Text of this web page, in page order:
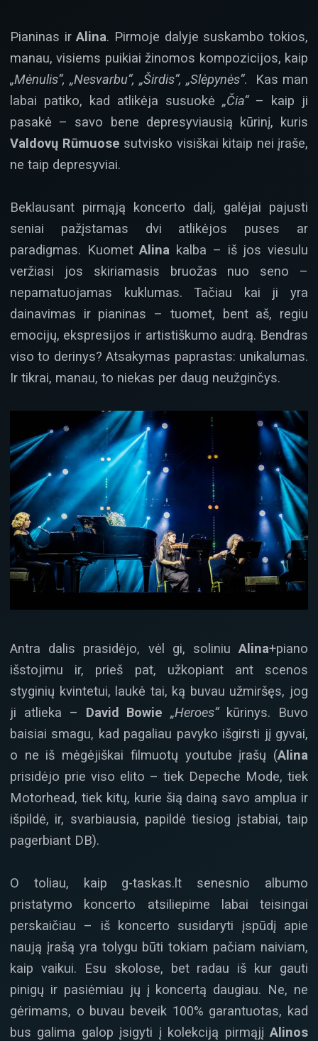
Pianinas irAlina. Pirmoje dalyje suskambo tokios,
manau, visiems puikiai žinomos kompozicijos, kaip
„Mėnulis“, „Nesvarbu“, „Širdis“, „Slėpynės“. Kas man
labai patiko, kad atlikėja susuokė „Čia“– kaip ji
pasakė – savo bene depresyviausią kūrinį, kuris
Valdovų Rūmuose sutvisko visiškai kitaip nei įraše,
ne taip depresyviai.
Beklausant pirmąją koncerto dalį, galėjai pajusti
seniai pažįstamas dvi atlikėjos puses ar
paradigmas. KuometAlina kalba – iš jos viesulu
veržiasi jos skiriamasis bruožas nuo seno –
nepamatuojamas kuklumas. Tačiau kai ji yra
dainavimas ir pianinas – tuomet, bent aš, regiu
emocijų, ekspresijos ir artistiškumo audrą. Bendras
viso to derinys? Atsakymas paprastas: unikalumas.
Ir tikrai, manau, to niekas per daug neužginčys.
Antra dalis prasidėjo, vėl gi, soliniu Alina+piano
išstojimu ir, prieš pat, užkopiant ant scenos
styginių kvintetui, laukė tai, ką buvau užmiršęs, jog
ji atlieka – David Bowie „Heroes“kūrinys. Buvo
baisiai smagu, kad pagaliau pavyko išgirsti jį gyvai,
o ne iš mėgėjiškai filmuotų youtube įrašų (Alina
prisidėjo prie viso elito – tiek Depeche Mode, tiek
Motorhead, tiek kitų, kurie šią dainą savo amplua ir
išpildė, ir, svarbiausia, papildė tiesiog įstabiai, taip
pagerbiant DB).
O toliau, kaip g-taskas.lt senesnio albumo
pristatymo koncerto atsiliepime labai teisingai
perskaičiau – iš koncerto susidaryti įspūdį apie
naują įrašą yra tolygu būti tokiam pačiam naiviam,
kaip vaikui. Esu skolose, bet radau iš kur gauti
pinigų ir pasiėmiau jų į koncertą daugiau. Ne, ne
gėrimams, o buvau beveik 100% garantuotas, kad
bus galima galop įsigyti į kolekciją pirmąjį Alinos